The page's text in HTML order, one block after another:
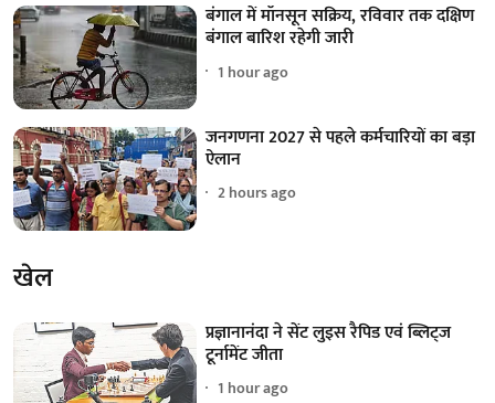
बंगाल में मॉनसून सक्रिय, रविवार तक दक्षिण
बंगाल बारिश रहेगी जारी
1 hour ago
जनगणना 2027 से पहले कर्मचारियों का बड़ा
ऐलान
2 hours ago
खेल
प्रज्ञानानंदा ने सेंट लुइस रैपिड एवं ब्लिट्ज
टूर्नामेंट जीता
1 hour ago